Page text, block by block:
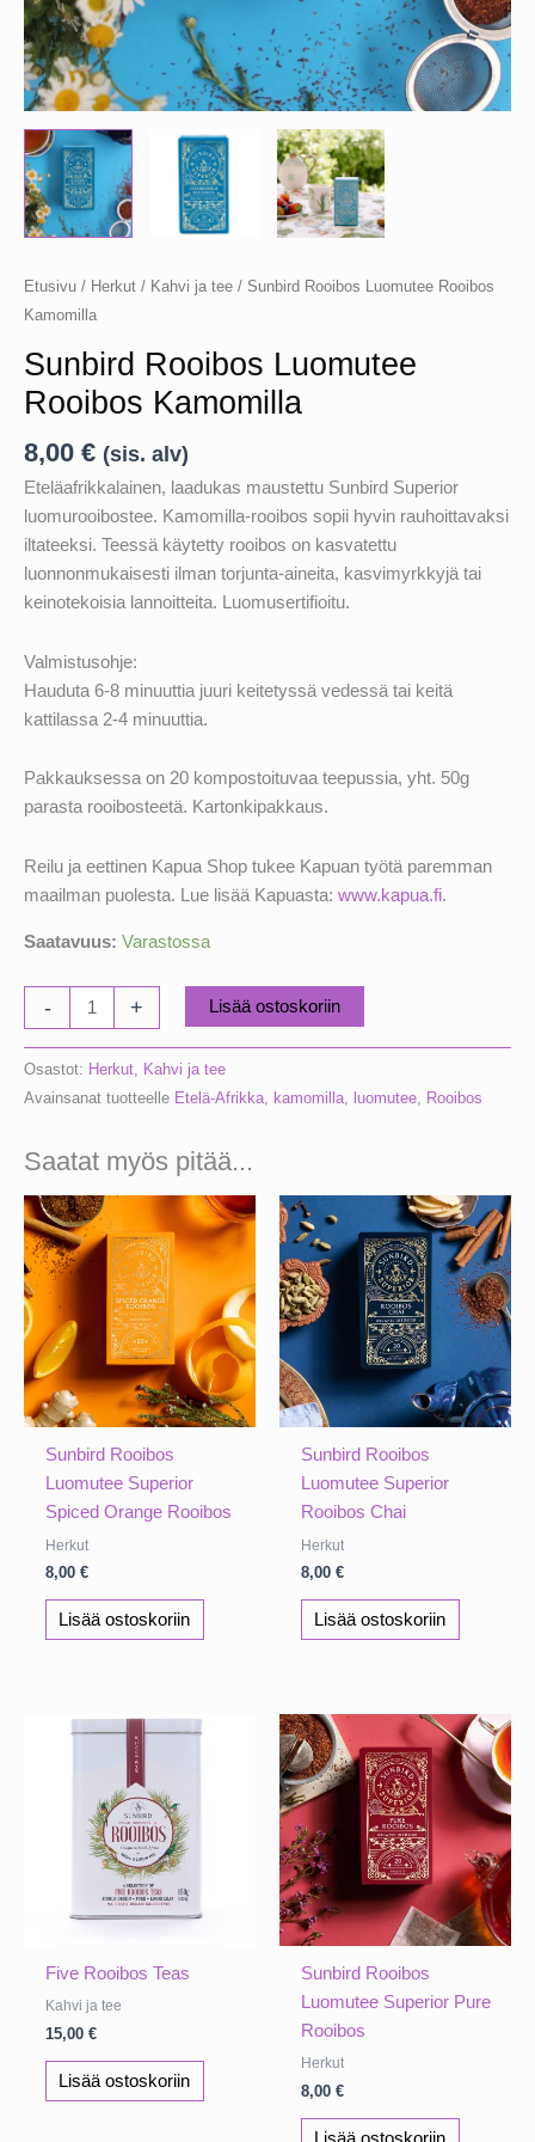
Etusivu / Herkut / Kahvi ja tee / Sunbird Rooibos Luomutee Rooibos
Kamomilla
Sunbird Rooibos Luomutee
Rooibos Kamomilla
8,00 € (sis. alv)
Eteläafrikkalainen, laadukas maustettu Sunbird Superior
luomurooibostee. Kamomilla-rooibos sopii hyvin rauhoittavaksi
iltateeksi. Teessä käytetty rooibos on kasvatettu
luonnonmukaisesti ilman torjunta-aineita, kasvimyrkkyjä tai
keinotekoisia lannoitteita. Luomusertifioitu.
Valmistusohje:
Hauduta 6-8 minuuttia juuri keitetyssä vedessä tai keitä
kattilassa 2-4 minuuttia.
Pakkauksessa on 20 kompostoituvaa teepussia, yht. 50g
parasta rooibosteetä. Kartonkipakkaus.
Reilu ja eettinen Kapua Shop tukee Kapuan työtä paremman
maailman puolesta. Lue lisää Kapuasta: www.kapua.fi.
Saatavuus: Varastossa
-
Rooibos
+ Lisää ostoskoriin
Osastot: Herkut, Kahvi ja tee
Avainsanat tuotteelle Etelä-Afrikka, kamomilla, luomutee, Rooibos
Saatat myös pitää...
Sunbird Rooibos
Luomutee Superior
Spiced Orange Rooibos
Herkut
8,00 €
Lisää ostoskoriin
Sunbird Rooibos
Luomutee Superior
Rooibos Chai
Herkut
8,00 €
Lisää ostoskoriin
Five Rooibos Teas
Kahvi ja tee
15,00 €
Lisää ostoskoriin
Sunbird Rooibos
Luomutee Superior Pure
Rooibos
Herkut
8,00 €
Lisää ostoskoriin